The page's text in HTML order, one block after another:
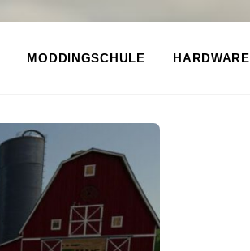
MODDINGSCHULE HARDWARE